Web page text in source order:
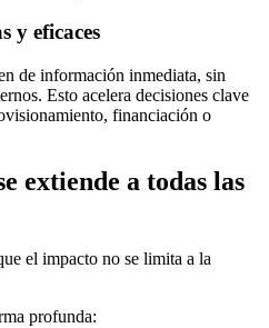
y eficaces
de información inmediata, sin
Esto acelera decisiones clave
financiación o
extiende a todas las
el impacto no se limita a la
profunda: